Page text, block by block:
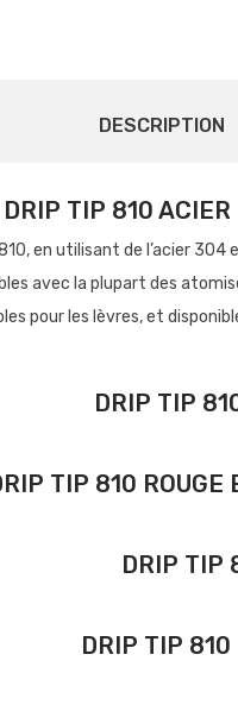
DESCRIPTION
DRIP TIP 810 ACIER
en utilisant de l’acier
avec la plupart des
pour les lèvres, et
DRIP TIP
TIP 810 ROUGE
DRIP TIP
DRIP TIP